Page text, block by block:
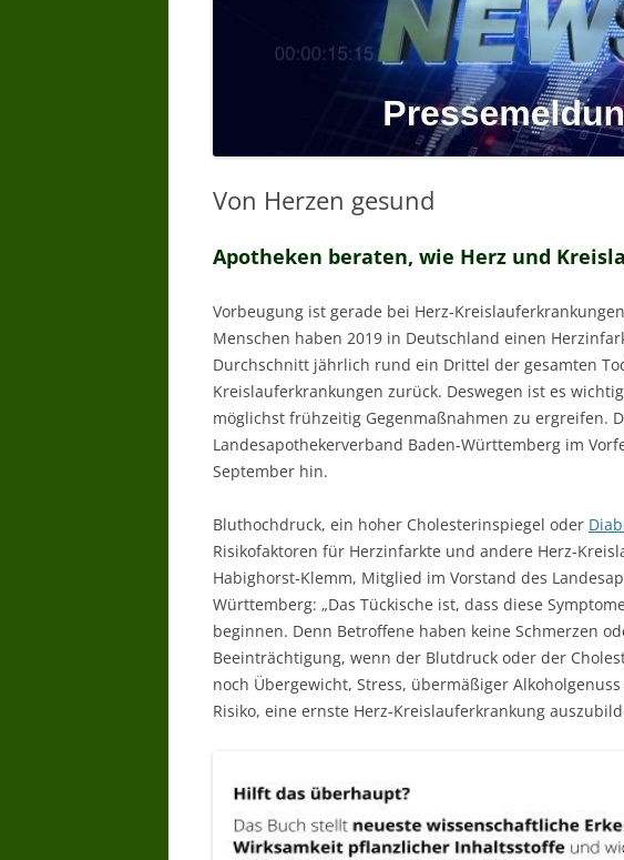
Von Herzen gesund
Apotheken beraten, wie Herz und
Vorbeugung ist gerade bei Herz-
Menschen haben 2019 in Deutschland einen
Durchschnitt jährlich rund ein Drittel der gesamten
Kreislauferkrankungen zurück. Deswegen ist es
möglichst frühzeitig Gegenmaßnahmen zu ergreifen.
Landesapothekerverband Baden-Württemberg im
September hin.
Bluthochdruck, ein hoher Cholesterinspiegel oder
Risikofaktoren für Herzinfarkte und andere Herz-
Habighorst-Klemm, Mitglied im Vorstand des
Württemberg: „Das Tückische ist, dass diese
beginnen. Denn Betroffene haben keine Schmerzen
Beeinträchtigung, wenn der Blutdruck oder der
noch Übergewicht, Stress, übermäßiger
Risiko, eine ernste Herz-Kreislauferkrankung